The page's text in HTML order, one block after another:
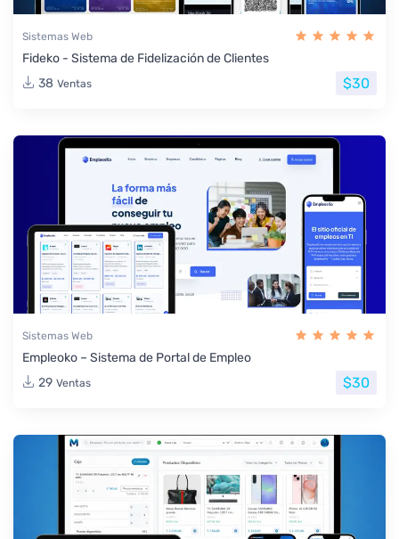
Sistemas Web
Fideko - Sistema de Fidelización de Clientes
38 Ventas $30
Sistemas Web
Empleoko – Sistema de Portal de Empleo
29 Ventas $30